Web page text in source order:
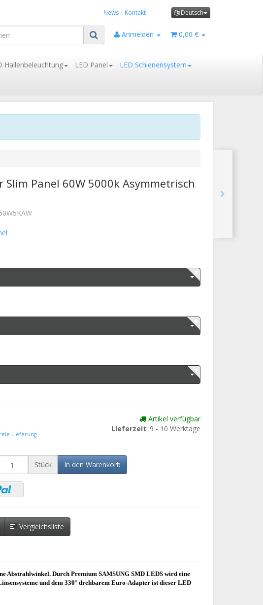
Deutsch
News Kontakt
Anmelden 0,00 €
Hallenbeleuchtung LED Panel LED Schienensystem
Slim Panel 60W 5000k Asymmetrisch
Lieferung
Artikel verfügbar
Lieferzeit: 9 - 10 Werktage
Stück In den Warenkorb
Vergleichsliste
Abstrahlwinkel. Durch Premium SAMSUNG SMD LEDS wird eine
und dem 330° drehbarem Euro-Adapter ist dieser LED